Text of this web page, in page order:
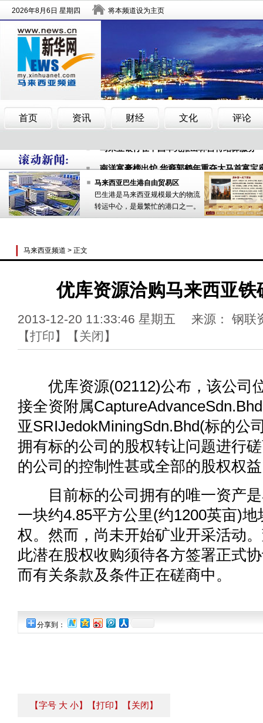
“文化中国·四海同春”艺术团在马来西亚演出
“文化中国·四海同春”艺术团在马来西亚演出
马来亚银行在中国率先推出林吉特结算服务
南洋富豪榜出炉 华裔郭鹤年重夺大马首富宝
马来西亚巴生港自由贸易区
巴生港是马来西亚规模最大的物流
转运中心，是最繁忙的港口之一。
马来西亚频道 > 正文
优库资源洽购马来西亚铁
2013-12-20 11:33:46 星期五 来源： 钢
【打印 】【关闭 】
优库资源(02112)公布，该公司
接全资附属
亚SRIJedokMiningSdn.Bhd(标的公
拥有标的公司的股权转让问题进行
的公司的控制性甚或全部的股权权
目前标的公司拥有的唯一资产是
一块约4.85平方公里(约1200英亩)
权。然而，尚未开始矿业开采活动
此潜在股权收购须待各方签署正式
而有关条款及条件正在磋商中。
分享到：
【字号 大 小】 【打印】 【关闭】